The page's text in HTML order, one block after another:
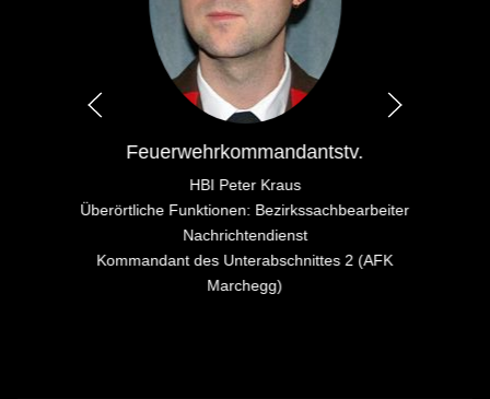
Feuerwehrkommandantstv.
HBI Peter Kraus
Überörtliche Funktionen: Bezirkssachbearbeiter
Nachrichtendienst
Kommandant des Unterabschnittes 2 (AFK
Marchegg)